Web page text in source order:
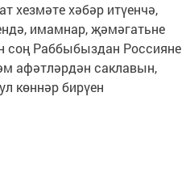
хезмәте хәбәр итүенчә,
имамнар, җәмәгатьне
соң Раббыбыздан Россияне
афәтләрдән саклавын,
көннәр бирүен